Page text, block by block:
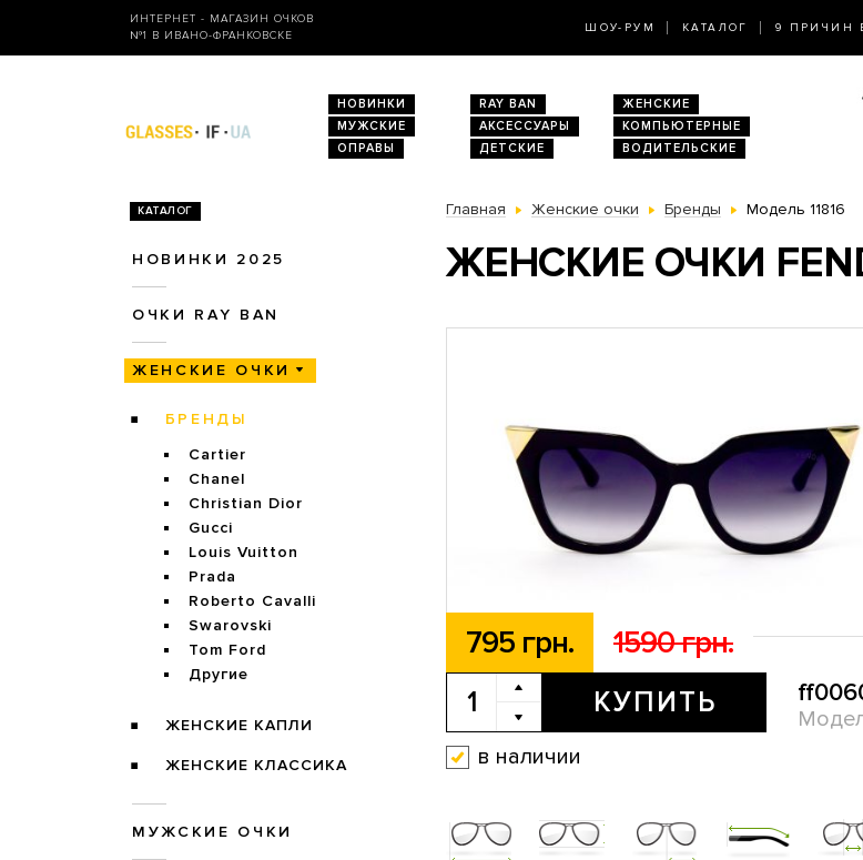
ИНТЕРНЕТ - МАГАЗИН ОЧКОВ
№1 В ИВАНО-ФРАНКОВСКЕ
ШОУ-РУМ КАТАЛОГ 9 ПРИЧИН
НОВИНКИ RAY BAN
ЖЕНСКИЕ
МУЖСКИЕ
АКСЕССУАРЫ
КОМПЬЮТЕРНЫЕ
ОПРАВЫ
ДЕТСКИЕ ВОДИТЕЛЬСКИЕ
КАТАЛОГ
НОВИНКИ 2025
ОЧКИ RAY BAN
ЖЕНСКИЕ ОЧКИ
БРЕНДЫ
Cartier
Chanel
Christian Dior
Gucci
Louis Vuitton
Prada
Roberto Cavalli
Swarovski
Tom Ford
Другие
ЖЕНСКИЕ КАПЛИ
ЖЕНСКИЕ КЛАССИКА
МУЖСКИЕ ОЧКИ
Главная Женские очки Бренды Модель 11816
ЖЕНСКИЕ ОЧКИ
795 грн. 1590 грн.
КУПИТЬ
в наличии